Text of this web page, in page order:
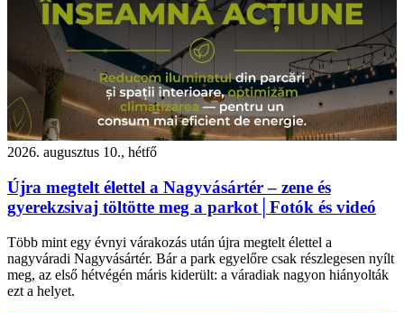
2026. augusztus 10., hétfő
Újra megtelt élettel a Nagyvásártér – zene és
gyerekzsivaj töltötte meg a parkot│Fotók és videó
Több mint egy évnyi várakozás után újra megtelt élettel a
nagyváradi Nagyvásártér. Bár a park egyelőre csak részlegesen nyílt
meg, az első hétvégén máris kiderült: a váradiak nagyon hiányolták
ezt a helyet.